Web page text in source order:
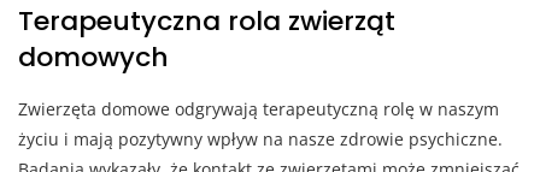
Terapeutyczna rola zwierząt
domowych
Zwierzęta domowe odgrywają terapeutyczną rolę w naszym
życiu i mają pozytywny wpływ na nasze zdrowie psychiczne.